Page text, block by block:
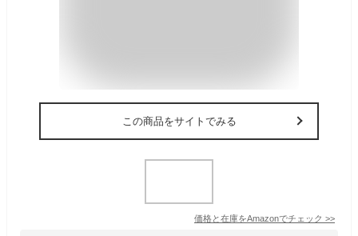
この商品をサイトでみる
価格と在庫をAmazonでチェック >>